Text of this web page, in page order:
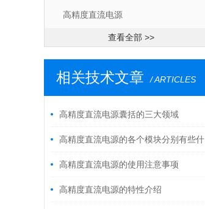
高精度直流电源
查看全部 >>
相关技术文章 / ARTICLES
高精度直流电源囊括的三大领域
高精度直流电源的各个模块分别有些什
么功能？
高精度直流电源的使用注意事项
高精度直流电源的特性介绍